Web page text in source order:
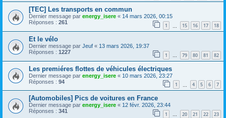
[TEC] Les transports en commun
Dernier message par energy_isere « 14 mars 2026, 00:15
Réponses : 261 1 15 16 17 18
Et le vélo
Dernier message par Jeuf « 13 mars 2026, 19:37
Réponses : 1227 1 … 79 80 81 82
Les premiéres flottes de véhicules électriques
Dernier message par energy_isere « 10 mars 2026, 23:27
Réponses : 94 1 4 5 6 7
[Automobiles] Pics de voitures en France
Dernier message par energy_isere « 12 févr. 2026, 23:44
Réponses : 341 1 … 20 21 22 23